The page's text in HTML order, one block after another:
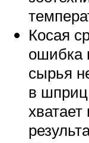
Косая
ошибка
сырья
в